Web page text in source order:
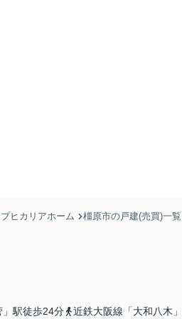
ヒカリアホーム 橿原市の戸建(売買)一覧
駅徒歩24分 近鉄大阪線「大和八木